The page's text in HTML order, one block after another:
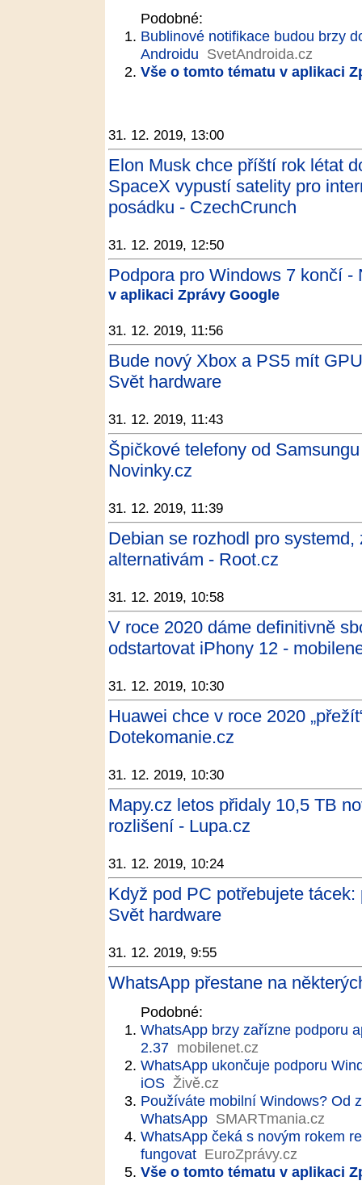
Podobné:
Bublinové notifikace budou brzy
Androidu SvetAndroida.cz
Vše o tomto tématu v aplikaci
31. 12. 2019, 13:00
Elon Musk chce příští rok létat
SpaceX vypustí satelity pro
posádku - CzechCrunch
31. 12. 2019, 12:50
Podpora pro Windows 7 končí -
v aplikaci Zprávy Google
31. 12. 2019, 11:56
Bude nový Xbox a PS5 mít
Svět hardware
31. 12. 2019, 11:43
Špičkové telefony od
Novinky.cz
31. 12. 2019, 11:39
Debian se rozhodl pro
alternativám - Root.cz
31. 12. 2019, 10:58
V roce 2020 dáme definitivně
odstartovat iPhony 12 -
31. 12. 2019, 10:30
Huawei chce v roce 2020
Dotekomanie.cz
31. 12. 2019, 10:30
Mapy.cz letos přidaly 10,5 TB
rozlišení - Lupa.cz
31. 12. 2019, 10:24
Když pod PC potřebujete
Svět hardware
31. 12. 2019, 9:55
WhatsApp přestane na
Podobné:
WhatsApp brzy zařízne podporu
2.37 mobilenet.cz
WhatsApp ukončuje podporu
iOS Živě.cz
Používáte mobilní Windows? Od
WhatsApp SMARTmania.cz
WhatsApp čeká s novým rokem
fungovat EuroZprávy.cz
Vše o tomto tématu v aplikaci